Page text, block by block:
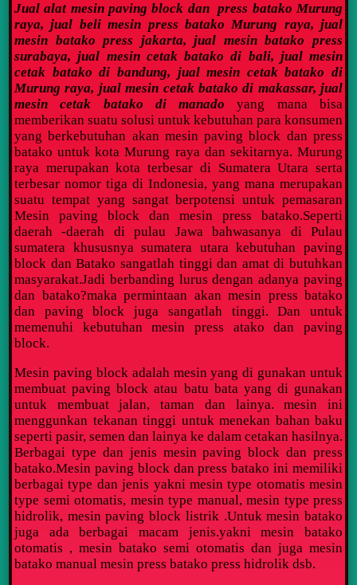
Jual alat mesin paving block dan press batako Murung
raya, jual beli mesin press batako Murung raya, jual
mesin batako press jakarta, jual mesin batako press
surabaya, jual mesin cetak batako di bali, jual mesin
cetak batako di bandung, jual mesin cetak batako di
Murung raya, jual mesin cetak batako di makassar, jual
mesin cetak batako di manadoyang mana bisa
memberikan suatu solusi untuk kebutuhan para konsumen
yang berkebutuhan akan mesin paving block dan press
batako untuk kota Murung raya dan sekitarnya. Murung
raya merupakan kota terbesar di Sumatera Utara serta
terbesar nomor tiga di Indonesia, yang mana merupakan
suatu tempat yang sangat berpotensi untuk pemasaran
Mesin paving block dan mesin press batako.Seperti
daerah -daerah di pulau Jawa bahwasanya di Pulau
sumatera khususnya sumatera utara kebutuhan paving
block dan Batako sangatlah tinggi dan amat di butuhkan
masyarakat.Jadi berbanding lurus dengan adanya paving
dan batako?maka permintaan akan mesin press batako
dan paving block juga sangatlah tinggi. Dan untuk
memenuhi kebutuhan mesin press atako dan paving
block.
Mesin paving block adalah mesin yang di gunakan untuk
membuat paving block atau batu bata yang di gunakan
untuk membuat jalan, taman dan lainya. mesin ini
menggunkan tekanan tinggi untuk menekan bahan baku
seperti pasir, semen dan lainya ke dalam cetakan hasilnya.
Berbagai type dan jenis mesin paving block dan press
batako.Mesin paving block dan press batako ini memiliki
berbagai type dan jenis yakni mesin type otomatis mesin
type semi otomatis, mesin type manual, mesin type press
hidrolik, mesin paving block listrik .Untuk mesin batako
juga ada berbagai macam jenis.yakni mesin batako
otomatis , mesin batako semi otomatis dan juga mesin
batako manual mesin press batako press hidrolik dsb.